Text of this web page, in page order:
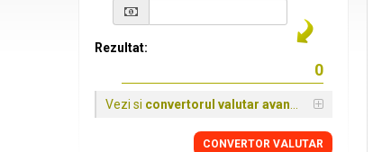
Rezultat:
Vezi si convertorul valutar avansat
CONVERTOR VALUTAR